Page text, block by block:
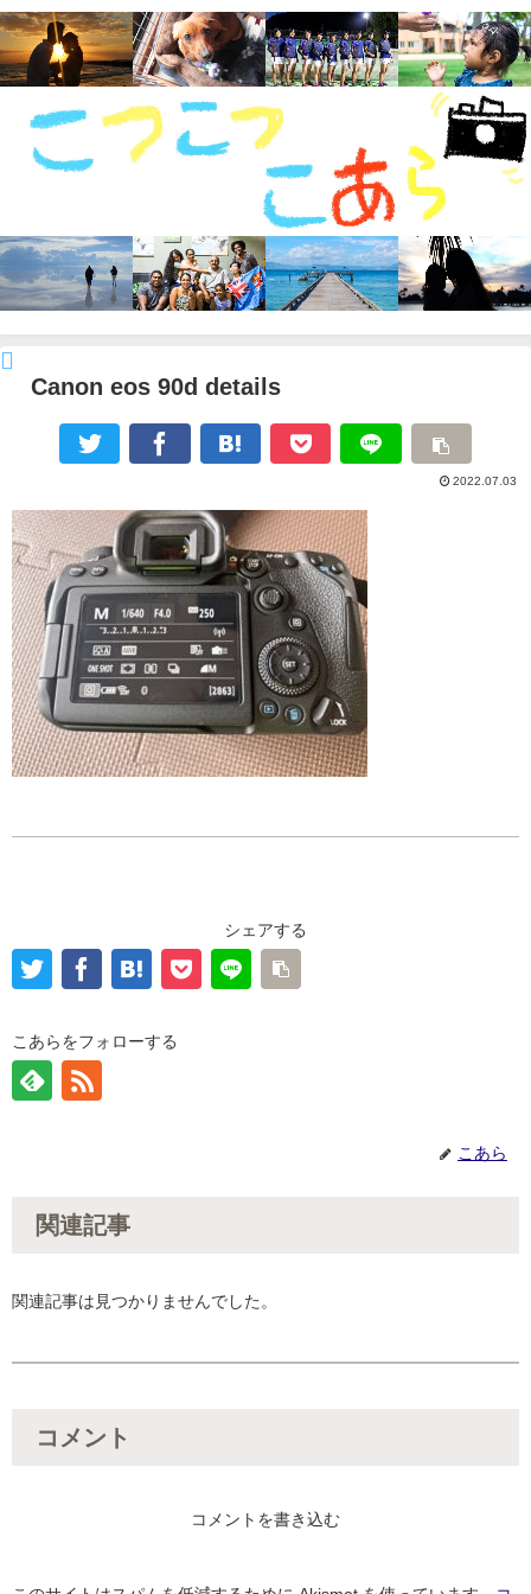
Canon eos 90d details
2022.07.03
シェアする
こあらをフォローする
こあら
関連記事
関連記事は見つかりませんでした。
コメント
コメントを書き込む